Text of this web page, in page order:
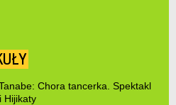
Chora tancerka. Spektakl
Hijikaty